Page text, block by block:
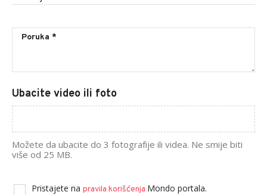
Ubacite video ili foto
Možete da ubacite do 3 fotografije ili videa. Ne smije biti
više od 25 MB.
Pristajete na pravila korišćenja Mondo portala.